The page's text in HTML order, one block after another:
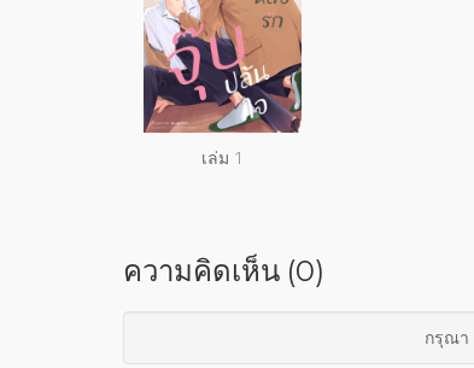
เล่ม 1
ความคิดเห็น (0)
กรุณา